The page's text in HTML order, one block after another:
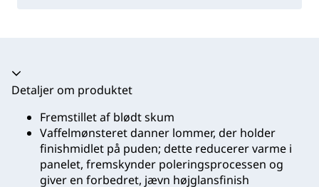
Harmonika kollapset
Detaljer om produktet
Fremstillet af blødt skum
Vaffelmønsteret danner lommer, der holder
finishmidlet på puden; dette reducerer varme i
panelet, fremskynder poleringsprocessen og
giver en forbedret, jævn højglansfinish